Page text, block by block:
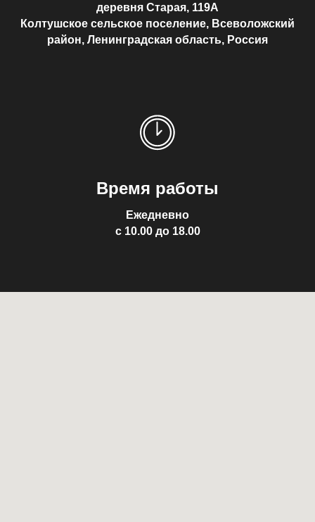
деревня Старая, 119А
Колтушское сельское поселение, Всеволожский
район, Ленинградская область, Россия
Время работы
Ежедневно
с 10.00 до 18.00